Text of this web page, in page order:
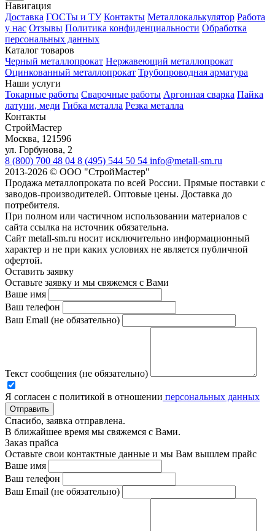
Навигация
Доставка ГОСТы и ТУ Контакты Металлокалькулятор Работа
у нас Отзывы Политика конфиденциальности Обработка
персональных данных
Каталог товаров
Черный металлопрокат Нержавеющий металлопрокат
Оцинкованный металлопрокат Трубопроводная арматура
Наши услуги
Токарные работы Сварочные работы Аргонная сварка Пайка
латуни, меди Гибка металла Резка металла
Контакты
СтройМастер
Москва, 121596
ул. Горбунова, 2
8 (800) 700 48 04 8 (495) 544 50 54 info@metall-sm.ru
2013-2026 © ООО "СтройМастер"
Продажа металлопроката по всей России. Прямые поставки с
заводов-производителей. Оптовые цены. Доставка до
потребителя.
При полном или частичном использовании материалов с
сайта ссылка на источник обязательна.
Сайт metall-sm.ru носит исключительно информационный
характер и не при каких условиях не является публичной
офертой.
Оставить заявку
Оставьте заявку и мы свяжемся с Вами
Ваше имя
Ваш телефон
Ваш Email (не обязательно)
Текст сообщения (не обязательно)
Я согласен с политикой в отношении персональных данных
Отправить
Спасибо, заявка отправлена.
В ближайшее время мы свяжемся с Вами.
Заказ прайса
Оставьте свои контактные данные и мы Вам вышлем прайс
Ваше имя
Ваш телефон
Ваш Email (не обязательно)